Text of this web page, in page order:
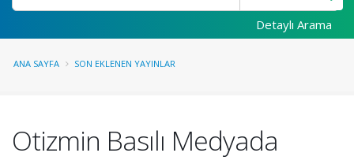
Detaylı Arama
ANA SAYFA SON EKLENEN YAYINLAR
Otizmin Basılı Medyada